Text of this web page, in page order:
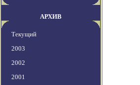
АРХИВ
Текущий
2003
2002
2001